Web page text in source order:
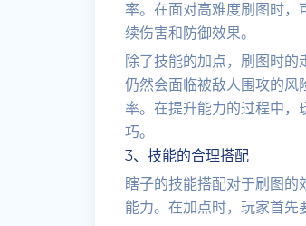
率。在面对高难度刷图时，
续伤害和防御效果。
除了技能的加点，刷图时的
仍然会面临被敌人围攻的风
率。在提升能力的过程中，
巧。
3、技能的合理搭配
瞎子的技能搭配对于刷图
能力。在加点时，玩家首先